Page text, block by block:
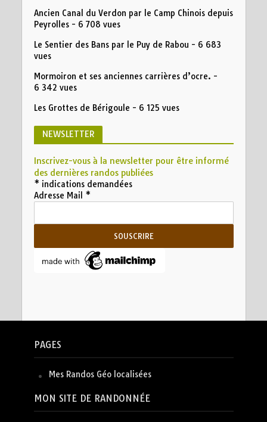
Ancien Canal du Verdon par le Camp Chinois depuis
Peyrolles- 6 708 vues
Le Sentier des Bans par le Puy de Rabou - 6 683
vues
Mormoiron et ses anciennes carrières d’ocre. -
6 342 vues
Les Grottes de Bérigoule - 6 125 vues
NEWSLETTER
Inscrivez-vous à la newsletter pour être informé
des dernières randos publiées
* indications demandées
Adresse Mail *
PAGES
Mes Randos Géo localisées
MON SITE DE RANDONNÉE